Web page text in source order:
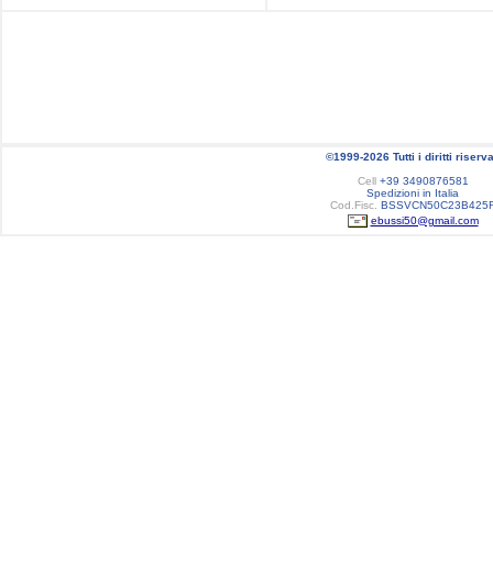
©1999-2026 Tutti i diritti
Cell+39 3490876581
Spedizioni in Italia
Cod.Fisc.
ebussi50@gmail.com